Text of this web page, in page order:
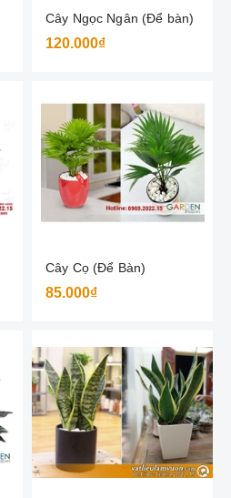
Cây Ngọc Ngân (Để bàn)
120.000₫
Cây Cọ (Để Bàn)
85.000₫